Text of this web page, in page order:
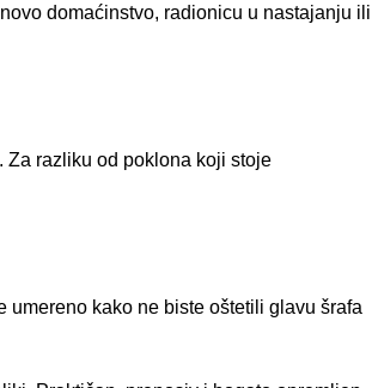
domaćinstvo, radionicu u nastajanju ili
razliku od poklona koji stoje
kako ne biste oštetili glavu šrafa